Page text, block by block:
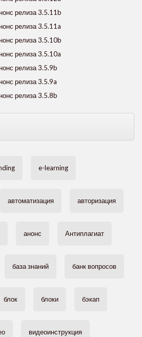
релиза 3.5.11b
релиза 3.5.11a
релиза 3.5.10b
релиза 3.5.10a
релиза 3.5.9b
релиза 3.5.9a
релиза 3.5.8b
e-learning
автоматизация авторизация
анонс Антиплагиат
база знаний банк вопросов
блок блоки бэкап
видеоинструкция